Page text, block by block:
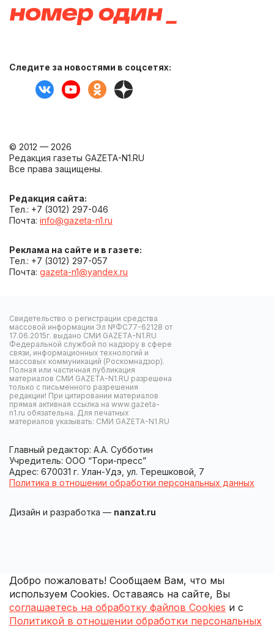
Следите за новостями в соцсетях:
© 2012 — 2026
Редакция газеты GAZETA-N1.RU
Все права защищены.
Редакция сайта:
Тел.: +7 (3012) 297-046
Почта: info@gazeta-n1.ru
Реклама на сайте и в газете:
Тел.: +7 (3012) 297-057
Почта: gazeta-n1@yandex.ru
Свидетельство о регистрации средства
массовой информации Эл №ФС77-62128 от
17.06.2015г. выдано СМИ GAZETA-N1.RU
Федеральной службой по надзору в сфере
связи, информационных технологий и
массовых коммуникаций (Роскомнадзор).
Полная или частичная публикация
материалов СМИ GAZETA-N1.RU разрешена
только с письменного разрешения
редакции! При цитировании материалов
прямая активная ссылка на www.gazeta-
n1.ru обязательна. Для печатных
материалов указывать: СМИ GAZETA-N1.RU
Главный редактор: А.А. Субботин
Учредитель: ООО “Тори-пресс”
Адрес: 670031 г. Улан-Удэ, ул. Терешковой, 7
Политика в отношении обработки персональных данных
Дизайн и разработка — nanzat.ru
Добро пожаловать! Сообщаем Вам, что мы
используем Cookies. Оставаясь на сайте, Вы
соглашаетесь на обработку файлов Cookies и с
Политикой в отношении обработки персональных